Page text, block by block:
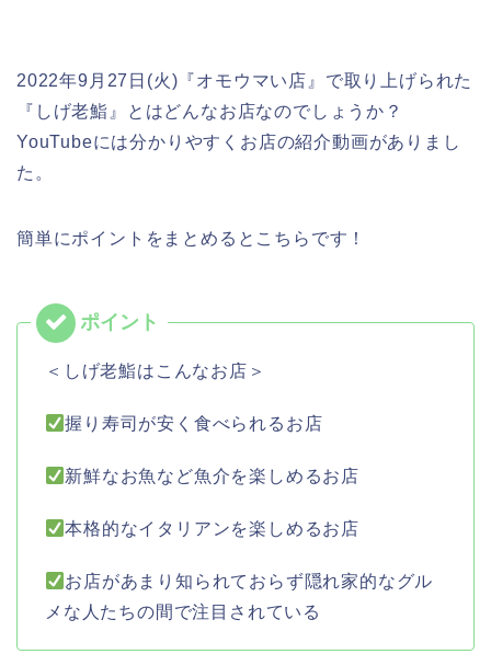
2022年9月27日(火)『オモウマい店』で取り上げられた
『しげ老鮨』とはどんなお店なのでしょうか？
YouTubeには分かりやすくお店の紹介動画がありまし
た。
簡単にポイントをまとめるとこちらです！
＜しげ老鮨はこんなお店＞
握り寿司が安く食べられるお店
新鮮なお魚など魚介を楽しめるお店
本格的なイタリアンを楽しめるお店
お店があまり知られておらず隠れ家的なグル
メな人たちの間で注目されている